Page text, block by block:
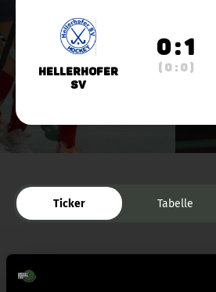
Hellerhofer
SV
0 : 1
( 0 : 0 )
Ticker Tabelle